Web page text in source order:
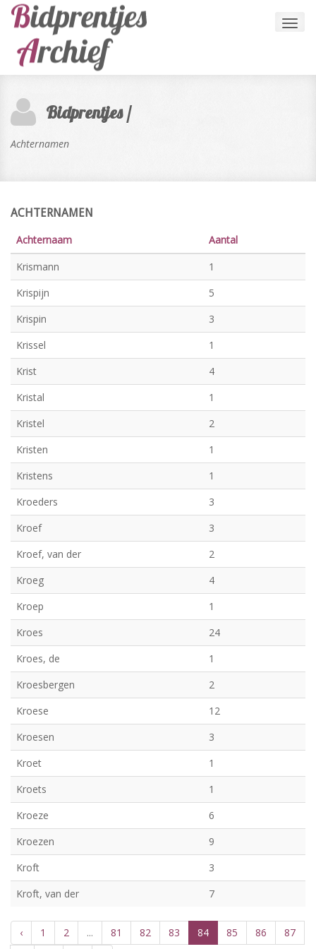
Bidprentjes /
Achternamen
ACHTERNAMEN
Achternaam
Aantal
Krismann
1
Krispijn
5
Krispin
3
Krissel
1
Krist
4
Kristal
1
Kristel
2
Kristen
1
Kristens
1
Kroeders
3
Kroef
3
Kroef, van der
2
Kroeg
4
Kroep
1
Kroes
24
Kroes, de
1
Kroesbergen
2
Kroese
12
Kroesen
3
Kroet
1
Kroets
1
Kroeze
6
Kroezen
9
Kroft
3
Kroft, van der
7
‹ 1 2 ... 81 82 83 84 85 86 87